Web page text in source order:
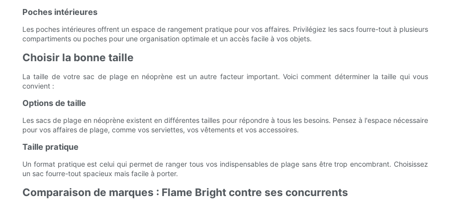
Poches intérieures
Les poches intérieures offrent un espace de rangement pratique pour vos affaires. Privilégiez les sacs fourre-tout à plusieurs
compartiments ou poches pour une organisation optimale et un accès facile à vos objets.
Choisir la bonne taille
La taille de votre sac de plage en néoprène est un autre facteur important. Voici comment déterminer la taille qui vous
convient :
Options de taille
Les sacs de plage en néoprène existent en différentes tailles pour répondre à tous les besoins. Pensez à l'espace nécessaire
pour vos affaires de plage, comme vos serviettes, vos vêtements et vos accessoires.
Taille pratique
Un format pratique est celui qui permet de ranger tous vos indispensables de plage sans être trop encombrant. Choisissez
un sac fourre-tout spacieux mais facile à porter.
Comparaison de marques : Flame Bright contre ses concurrents